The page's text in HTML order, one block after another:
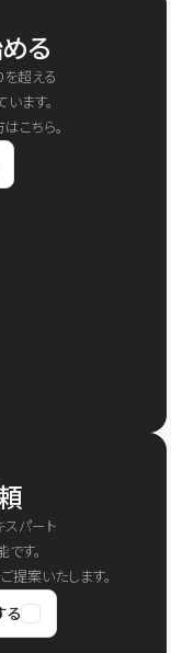
る
超える
ます。
こちら。
パート
す。
案いたします。
る